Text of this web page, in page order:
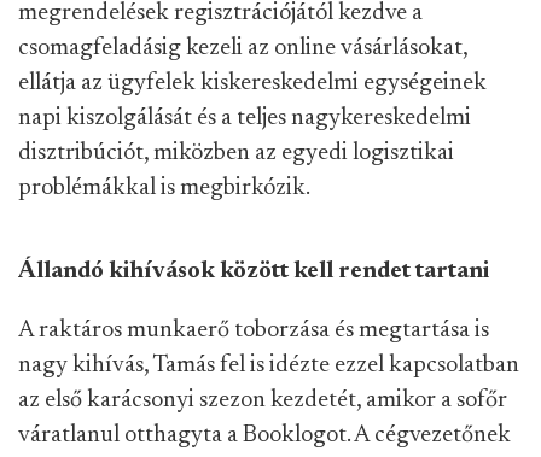
megrendelések regisztrációjától kezdve a
csomagfeladásig kezeli az online vásárlásokat,
ellátja az ügyfelek kiskereskedelmi egységeinek
napi kiszolgálását és a teljes nagykereskedelmi
disztribúciót, miközben az egyedi logisztikai
problémákkal is megbirkózik.
Állandó kihívások között kell rendet tartani
A raktáros munkaerő toborzása és megtartása is
nagy kihívás, Tamás fel is idézte ezzel kapcsolatban
az első karácsonyi szezon kezdetét, amikor a sofőr
váratlanul otthagyta a Booklogot. A cégvezetőnek